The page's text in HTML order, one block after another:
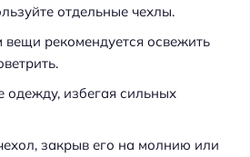
отдельные чехлы.
рекомендуется освежить
одежду, избегая сильных
закрыв его на молнию или